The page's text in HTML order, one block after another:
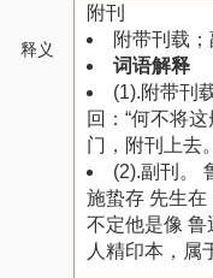
释义
附刊
附带刊载；
词语解释
(1).附带刊
回：“何不将
门，附刊上去
(2).副刊。
施蛰存 先生在
不定他是像 鲁
人精印本，属